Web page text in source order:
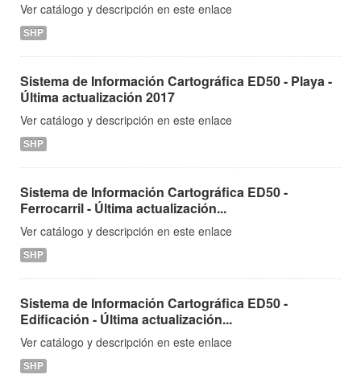
Ver catálogo y descripción en este enlace
SHP
Sistema de Información Cartográfica ED50 - Playa -
Última actualización 2017
Ver catálogo y descripción en este enlace
SHP
Sistema de Información Cartográfica ED50 -
Ferrocarril - Última actualización...
Ver catálogo y descripción en este enlace
SHP
Sistema de Información Cartográfica ED50 -
Edificación - Última actualización...
Ver catálogo y descripción en este enlace
SHP